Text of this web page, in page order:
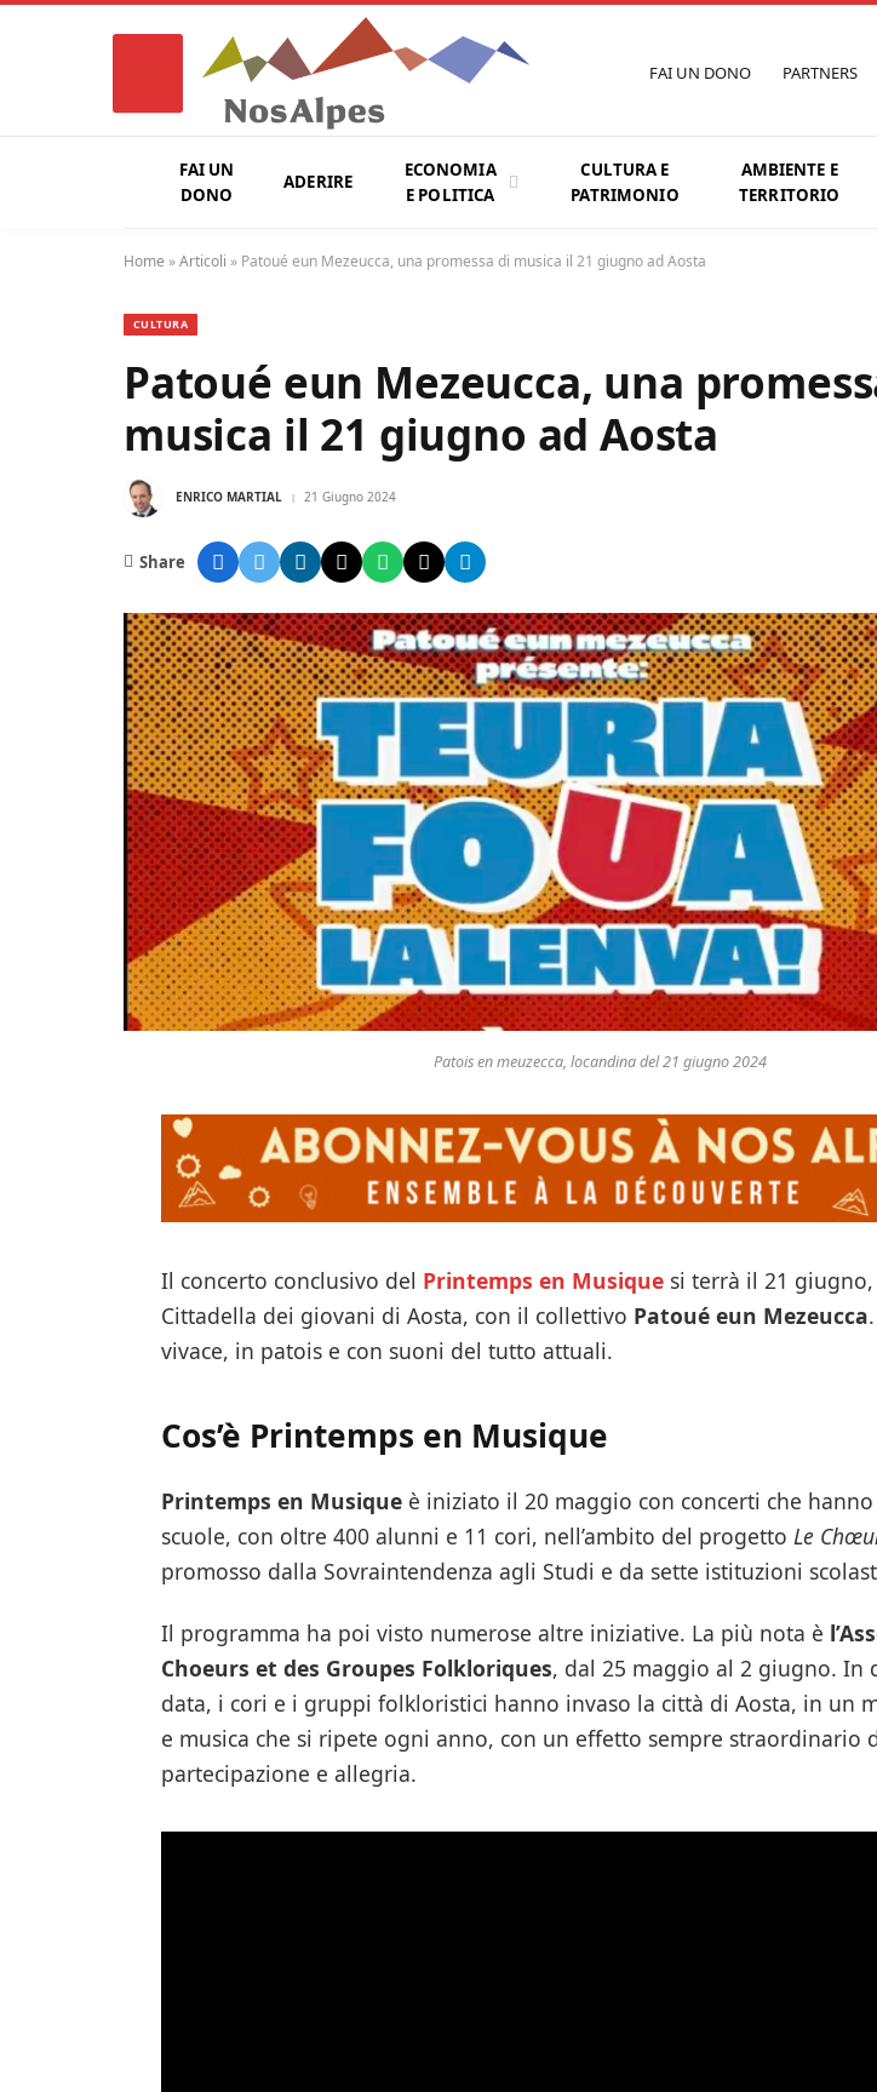
FAI UN DONO PARTNERS
FAI UN
DONO
ADERIRE
ECONOMIA
E POLITICA
CULTURA E
PATRIMONIO
AMBIENTE E
TERRITORIO
Home »Articoli » Patoué eun Mezeucca, una promessa di musica il 21 giugno ad Aosta
CULTURA
Patoué eun Mezeucca, una
musica il 21 giugno ad Aosta
ENRICO MARTIAL 21 Giugno 2024
Share
Patois en meuzecca, locandina del 21 giugno 2024
Il concerto conclusivo del Printemps en Musiquesi terrà il 21 giugno,
Cittadella dei giovani di Aosta, con il collettivo Patoué eun Mezeucca
vivace, in patois e con suoni del tutto attuali.
Cos’è Printemps en Musique
Printemps en Musiqueè iniziato il 20 maggio con concerti che
scuole, con oltre 400 alunni e 11 cori, nell’ambito del progetto Le
promosso dalla Sovraintendenza agli Studi e da sette istituzioni
Il programma ha poi visto numerose altre iniziative. La più nota è
Choeurs et des Groupes Folkloriques, dal 25 maggio al 2 giugno. In
data, i cori e i gruppi folkloristici hanno invaso la città di Aosta, in un
e musica che si ripete ogni anno, con un effetto sempre straordinario
partecipazione e allegria.